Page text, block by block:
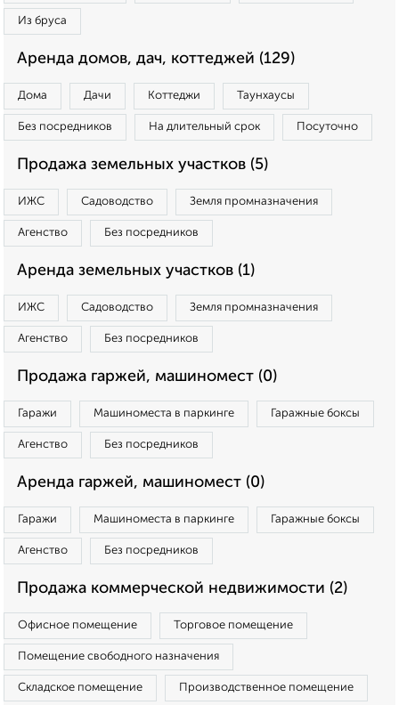
Из бруса
Аренда домов, дач, коттеджей (129)
Дома Дачи Коттеджи Таунхаусы
Без посредников На длительный срок Посуточно
Продажа земельных участков (5)
ИЖС Садоводство Земля промназначения
Агенство Без посредников
Аренда земельных участков (1)
ИЖС Садоводство Земля промназначения
Агенство Без посредников
Продажа гаржей, машиномест (0)
Гаражи Машиноместа в паркинге Гаражные боксы
Агенство Без посредников
Аренда гаржей, машиномест (0)
Гаражи Машиноместа в паркинге Гаражные боксы
Агенство Без посредников
Продажа коммерческой недвижимости (2)
Офисное помещение Торговое помещение
Помещение свободного назначения
Складское помещение Производственное помещение